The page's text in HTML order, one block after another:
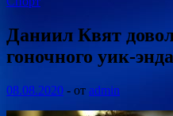
Даниил Квят
гоночного уик-энда
08.08.2020 - от admin